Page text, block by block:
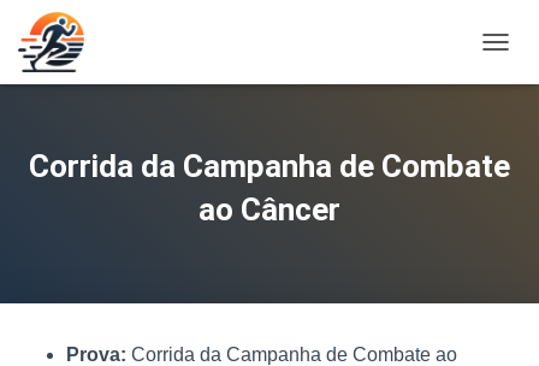
L
N
Corrida da Campanha de Combate
ao Câncer
Prova: Corrida da Campanha de Combate ao